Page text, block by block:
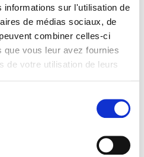
informations sur l'utilisation de
de médias sociaux, de
combiner celles-ci
vous leur avez fournies
de votre utilisation de leurs
marketing-cookieak onartu
hitzaldiaren